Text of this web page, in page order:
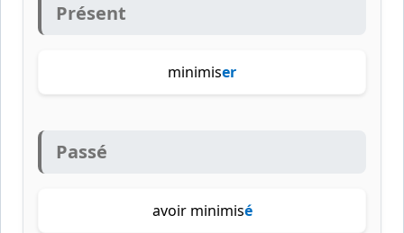
Présent
minimiser
Passé
avoir minimisé